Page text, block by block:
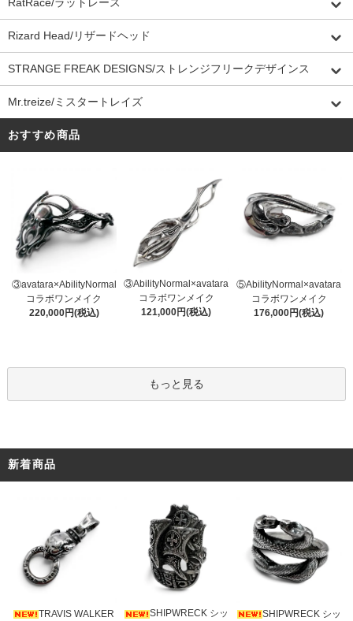
Rizard Head/リザードヘッド
STRANGE FREAK DESIGNS/ストレンジフリークデザインス
Mr.treize/ミスタートレイズ
おすすめ商品
③avatara×AbilityNormal
コラボワンメイク
220,000円(税込)
③AbilityNormal×avatara
コラボワンメイク
121,000円(税込)
⑤AbilityNormal×avatara
コラボワンメイク
176,000円(税込)
もっと見る
新着商品
TRAVIS WALKER
SHIPWRECK シッ
SHIPWRECK シッ